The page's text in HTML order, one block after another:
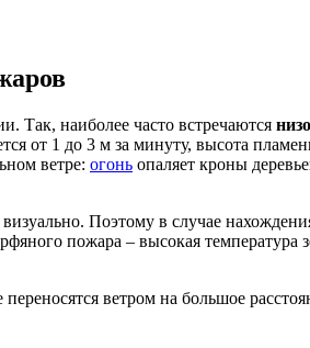
Так, наиболее часто встречаются
от 1 до 3 м за минуту, высота
ветре: огонь опаляет кроны
Поэтому в случае
пожара – высокая температура
ветром на большое